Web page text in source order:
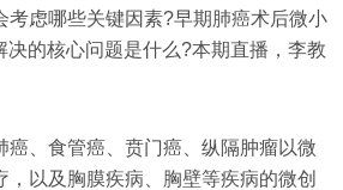
考虑哪些关键因素?早期肺癌术后微小
决的核心问题是什么?本期直播，李教
癌、食管癌、贲门癌、纵隔肿瘤以微
，以及胸膜疾病、胸壁等疾病的微创